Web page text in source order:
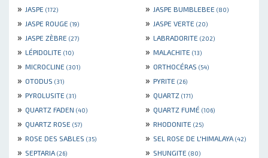
» JASPE (172) » JASPE BUMBLEBEE (80)
» JASPE ROUGE (19) » JASPE VERTE (20)
» JASPE ZÈBRE (27) » LABRADORITE (202)
» LÉPIDOLITE (10) » MALACHITE (13)
» MICROCLINE (301) » ORTHOCÉRAS (54)
» OTODUS (31) » PYRITE (26)
» PYROLUSITE (31) » QUARTZ (171)
» QUARTZ FADEN (40) » QUARTZ FUMÉ (106)
» QUARTZ ROSE (57) » RHODONITE (25)
» ROSE DES SABLES (35) » SEL ROSE DE L'HIMALAYA (42)
» SEPTARIA (26) » SHUNGITE (80)